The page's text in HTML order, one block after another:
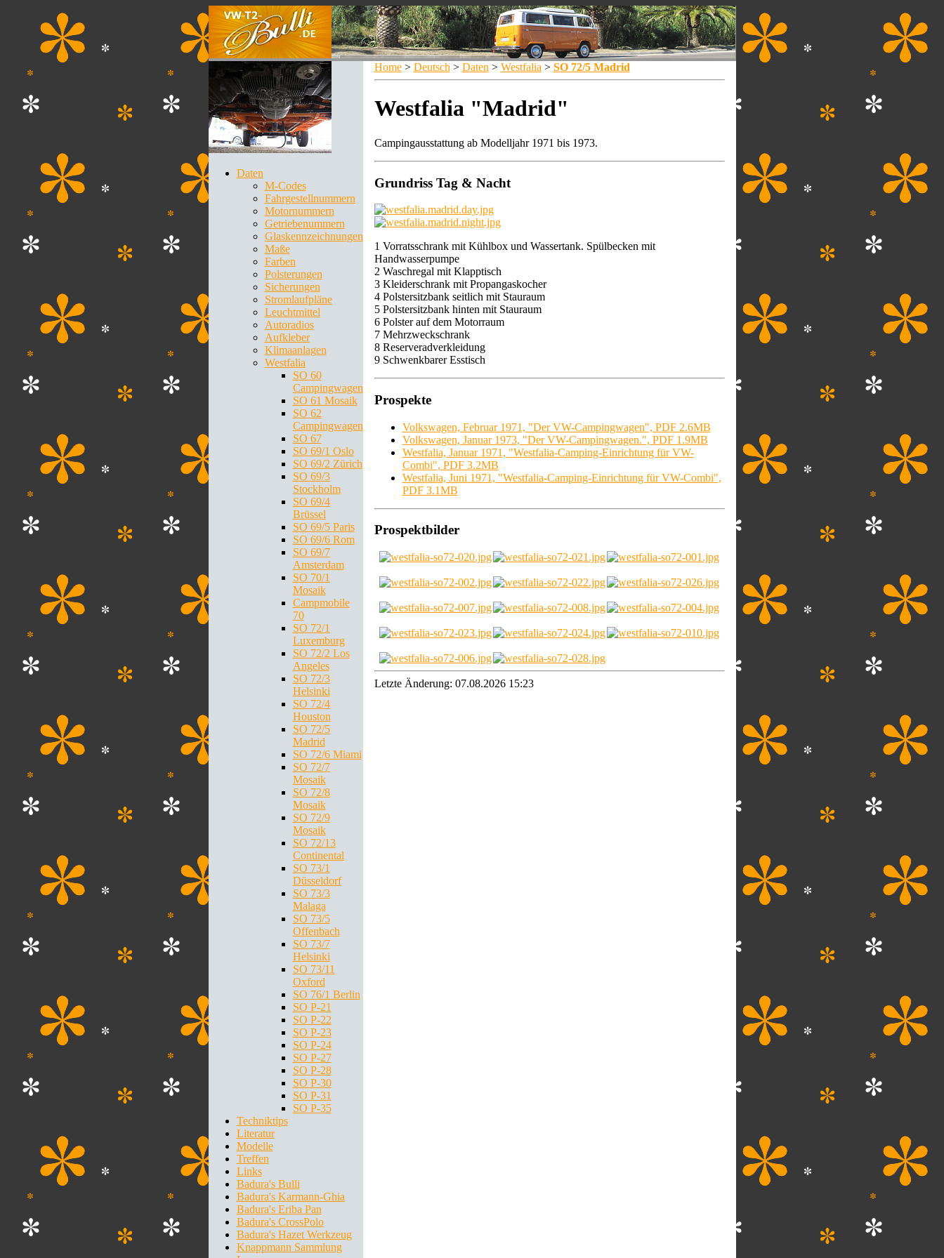
Daten
M-Codes
Fahrgestellnummern
Motornummern
Getriebenummern
Glaskennzeichnungen
Maße
Farben
Polsterungen
Sicherungen
Stromlaufpläne
Leuchtmittel
Autoradios
Aufkleber
Klimaanlagen
Westfalia
SO 60
Campingwagen
SO 61 Mosaik
SO 62
Campingwagen
SO 67
SO 69/1 Oslo
SO 69/2 Zürich
SO 69/3
Stockholm
SO 69/4
Brüssel
SO 69/5 Paris
SO 69/6 Rom
SO 69/7
Amsterdam
SO 70/1
Mosaik
Campmobile
70
SO 72/1
Luxemburg
SO 72/2 Los
Angeles
SO 72/3
Helsinki
SO 72/4
Houston
SO 72/5
Madrid
SO 72/6 Miami
SO 72/7
Mosaik
SO 72/8
Mosaik
SO 72/9
Mosaik
SO 72/13
Continental
SO 73/1
Düsseldorf
SO 73/3
Malaga
SO 73/5
Offenbach
SO 73/7
Helsinki
SO 73/11
Oxford
SO 76/1 Berlin
SO P-21
SO P-22
SO P-23
SO P-24
SO P-27
SO P-28
SO P-30
SO P-31
SO P-35
Techniktips
Literatur
Modelle
Treffen
Links
Badura's Bulli
Badura's Karmann-Ghia
Badura's Eriba Pan
Badura's CrossPolo
Badura's Hazet Werkzeug
Knappmann Sammlung
Home > Deutsch > Daten > Westfalia > SO 72/5 Madrid
Westfalia "Madrid"
Campingausstattung ab Modelljahr 1971 bis 1973.
Grundriss Tag & Nacht
1 Vorratsschrank mit Kühlbox und Wassertank. Spülbecken mit
Handwasserpumpe
2 Waschregal mit Klapptisch
3 Kleiderschrank mit Propangaskocher
4 Polstersitzbank seitlich mit Stauraum
5 Polstersitzbank hinten mit Stauraum
6 Polster auf dem Motorraum
7 Mehrzweckschrank
8 Reserveradverkleidung
9 Schwenkbarer Esstisch
Prospekte
Volkswagen, Februar 1971, "Der VW-Campingwagen", PDF 2.6MB
Volkswagen, Januar 1973, "Der VW-Campingwagen.", PDF 1.9MB
Westfalia, Januar 1971, "Westfalia-Camping-Einrichtung für VW-
Combi", PDF 3.2MB
Westfalia, Juni 1971, "Westfalia-Camping-Einrichtung für VW-Combi",
PDF 3.1MB
Prospektbilder
Letzte Änderung: 07.08.2026 15:23